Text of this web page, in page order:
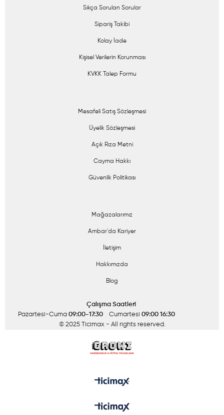
Sıkça Sorulan Sorular
Sipariş Takibi
Kolay İade
Kişisel Verilerin Korunması
KVKK Talep Formu
Mesafeli Satış Sözleşmesi
Üyelik Sözleşmesi
Açık Rıza Metni
Cayma Hakkı
Güvenlik Politikası
Mağazalarımız
Ambar'da Kariyer
İletişim
Hakkımızda
Blog
Çalışma Saatleri
Pazartesi-Cuma 09:00-17:30 Cumartesi 09:00 16:30
© 2025 Ticimax - All rights reserved.